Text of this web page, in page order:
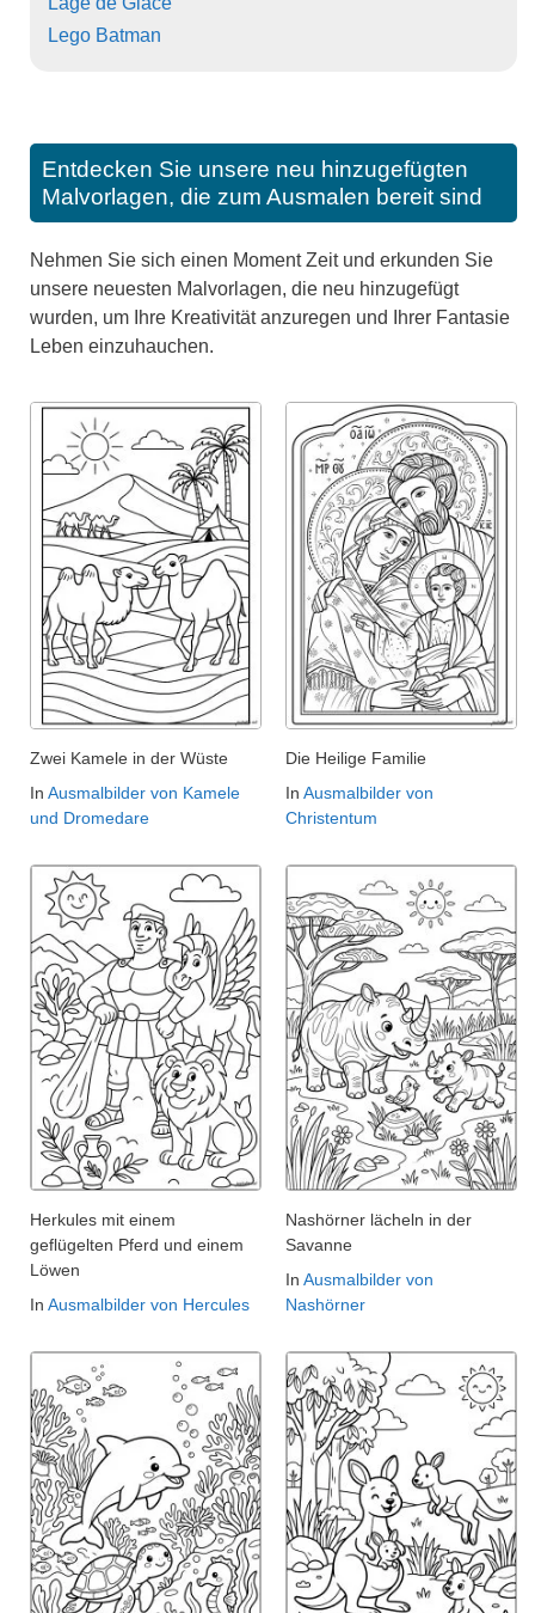
Lego Batman
Entdecken Sie unsere neu hinzugefügten
Malvorlagen, die zum Ausmalen bereit sind
Nehmen Sie sich einen Moment Zeit und erkunden Sie
unsere neuesten Malvorlagen, die neu hinzugefügt
wurden, um Ihre Kreativität anzuregen und Ihrer Fantasie
Leben einzuhauchen.
Zwei Kamele in der Wüste
In Ausmalbilder von Kamele
und Dromedare
Die Heilige Familie
In Ausmalbilder von
Christentum
Herkules mit einem
geflügelten Pferd und einem
Löwen
In Ausmalbilder von Hercules
Nashörner lächeln in der
Savanne
In Ausmalbilder von
Nashörner